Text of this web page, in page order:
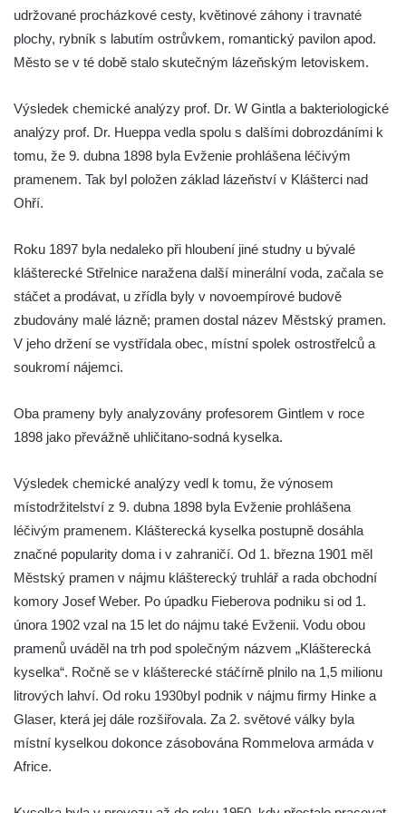
udržované procházkové cesty, květinové záhony i travnaté
plochy, rybník s labutím ostrůvkem, romantický pavilon apod.
Město se v té době stalo skutečným lázeňským letoviskem.
Výsledek chemické analýzy prof. Dr. W Gintla a bakteriologické
analýzy prof. Dr. Hueppa vedla spolu s dalšími dobrozdáními k
tomu, že 9. dubna 1898 byla Evženie prohlášena léčivým
pramenem. Tak byl položen základ lázeňství v Klášterci nad
Ohří.
Roku 1897 byla nedaleko při hloubení jiné studny u bývalé
klášterecké Střelnice naražena další minerální voda, začala se
stáčet a prodávat, u zřídla byly v novoempírové budově
zbudovány malé lázně; pramen dostal název Městský pramen.
V jeho držení se vystřídala obec, místní spolek ostrostřelců a
soukromí nájemci.
Oba prameny byly analyzovány profesorem Gintlem v roce
1898 jako převážně uhličitano-sodná kyselka.
Výsledek chemické analýzy vedl k tomu, že výnosem
místodržitelství z 9. dubna 1898 byla Evženie prohlášena
léčivým pramenem. Klášterecká kyselka postupně dosáhla
značné popularity doma i v zahraničí. Od 1. března 1901 měl
Městský pramen v nájmu klášterecký truhlář a rada obchodní
komory Josef Weber. Po úpadku Fieberova podniku si od 1.
února 1902 vzal na 15 let do nájmu také Evženii. Vodu obou
pramenů uváděl na trh pod společným názvem „Klášterecká
kyselka“. Ročně se v klášterecké stáčírně plnilo na 1,5 milionu
litrových lahví. Od roku 1930byl podnik v nájmu firmy Hinke a
Glaser, která jej dále rozšiřovala. Za 2. světové války byla
místní kyselkou dokonce zásobována Rommelova armáda v
Africe.